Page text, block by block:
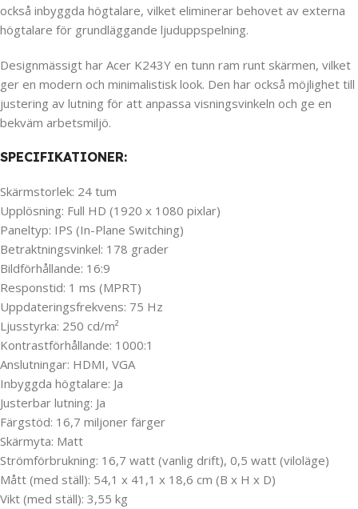
också inbyggda högtalare, vilket eliminerar behovet av externa
högtalare för grundläggande ljuduppspelning.
Designmässigt har Acer K243Y en tunn ram runt skärmen, vilket
ger en modern och minimalistisk look. Den har också möjlighet till
justering av lutning för att anpassa visningsvinkeln och ge en
bekväm arbetsmiljö.
SPECIFIKATIONER:
Skärmstorlek: 24 tum
Upplösning: Full HD (1920 x 1080 pixlar)
Paneltyp: IPS (In-Plane Switching)
Betraktningsvinkel: 178 grader
Bildförhållande: 16:9
Responstid: 1 ms (MPRT)
Uppdateringsfrekvens: 75 Hz
Ljusstyrka: 250 cd/m²
Kontrastförhållande: 1000:1
Anslutningar: HDMI, VGA
Inbyggda högtalare: Ja
Justerbar lutning: Ja
Färgstöd: 16,7 miljoner färger
Skärmyta: Matt
Strömförbrukning: 16,7 watt (vanlig drift), 0,5 watt (viloläge)
Mått (med ställ): 54,1 x 41,1 x 18,6 cm (B x H x D)
Vikt (med ställ): 3,55 kg